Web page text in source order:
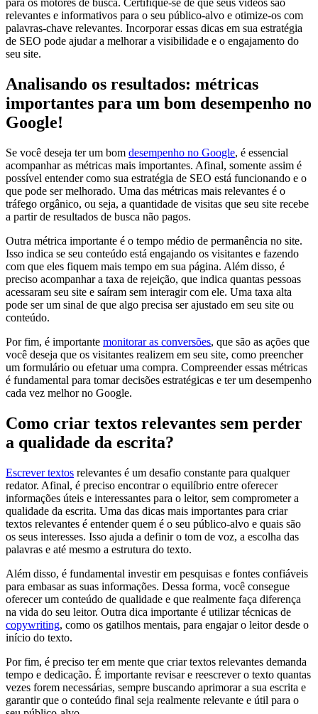
para os motores de busca. Certifique-se de que seus vídeos são
relevantes e informativos para o seu público-alvo e otimize-os com
palavras-chave relevantes. Incorporar essas dicas em sua estratégia
de SEO pode ajudar a melhorar a visibilidade e o engajamento do
seu site.
Analisando os resultados: métricas
importantes para um bom desempenho no
Google!
Se você deseja ter um bom desempenho no Google, é essencial
acompanhar as métricas mais importantes. Afinal, somente assim é
possível entender como sua estratégia de SEO está funcionando e o
que pode ser melhorado. Uma das métricas mais relevantes é o
tráfego orgânico, ou seja, a quantidade de visitas que seu site recebe
a partir de resultados de busca não pagos.
Outra métrica importante é o tempo médio de permanência no site.
Isso indica se seu conteúdo está engajando os visitantes e fazendo
com que eles fiquem mais tempo em sua página. Além disso, é
preciso acompanhar a taxa de rejeição, que indica quantas pessoas
acessaram seu site e saíram sem interagir com ele. Uma taxa alta
pode ser um sinal de que algo precisa ser ajustado em seu site ou
conteúdo.
Por fim, é importante monitorar as conversões, que são as ações que
você deseja que os visitantes realizem em seu site, como preencher
um formulário ou efetuar uma compra. Compreender essas métricas
é fundamental para tomar decisões estratégicas e ter um desempenho
cada vez melhor no Google.
Como criar textos relevantes sem perder
a qualidade da escrita?
Escrever textos relevantes é um desafio constante para qualquer
redator. Afinal, é preciso encontrar o equilíbrio entre oferecer
informações úteis e interessantes para o leitor, sem comprometer a
qualidade da escrita. Uma das dicas mais importantes para criar
textos relevantes é entender quem é o seu público-alvo e quais são
os seus interesses. Isso ajuda a definir o tom de voz, a escolha das
palavras e até mesmo a estrutura do texto.
Além disso, é fundamental investir em pesquisas e fontes confiáveis
para embasar as suas informações. Dessa forma, você consegue
oferecer um conteúdo de qualidade e que realmente faça diferença
na vida do seu leitor. Outra dica importante é utilizar técnicas de
copywriting, como os gatilhos mentais, para engajar o leitor desde o
início do texto.
Por fim, é preciso ter em mente que criar textos relevantes demanda
tempo e dedicação. É importante revisar e reescrever o texto quantas
vezes forem necessárias, sempre buscando aprimorar a sua escrita e
garantir que o conteúdo final seja realmente relevante e útil para o